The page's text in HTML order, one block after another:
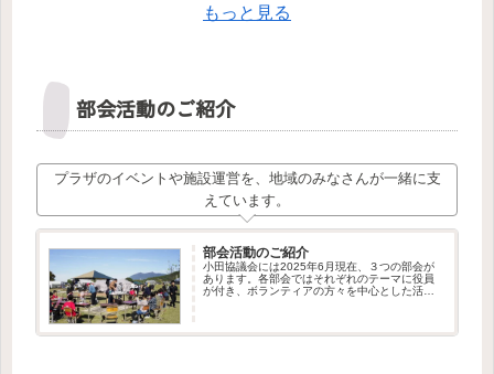
もっと見る
部会活動のご紹介
プラザのイベントや施設運営を、地域のみなさんが一緒に支
えています。
部会活動のご紹介
小田協議会には2025年6月現在、３つの部会が
あります。各部会ではそれぞれのテーマに役員
が付き、ボランティアの方々を中心とした活動